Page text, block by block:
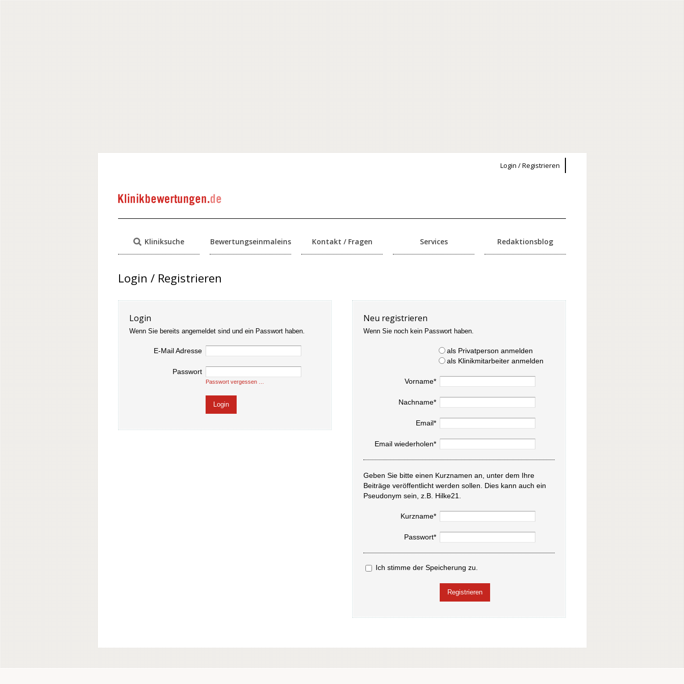
Login / Registrieren
Kliniksuche Bewertungseinmaleins Kontakt / Fragen Services Redaktionsblog
Login / Registrieren
Login
Wenn Sie bereits angemeldet sind und ein Passwort haben.
E-Mail Adresse
Passwort
Passwort vergessen …
Neu registrieren
Wenn Sie noch kein Passwort haben.
als Privatperson anmelden
als Klinikmitarbeiter anmelden
Vorname*
Nachname*
Email*
Email wiederholen*
Geben Sie bitte einen Kurznamen an, unter dem Ihre
Beiträge veröffentlicht werden sollen. Dies kann auch ein
Pseudonym sein, z.B. Hilke21.
Kurzname*
Passwort*
Ich stimme der Speicherung zu.